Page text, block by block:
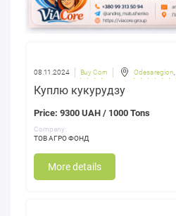
08.11.2024 Buy Corn Odesa region,
Куплю кукурудзу
Price: 9300 UAH / 1000 Tons
Company:
ТОВ АГРО ФОНД
More details